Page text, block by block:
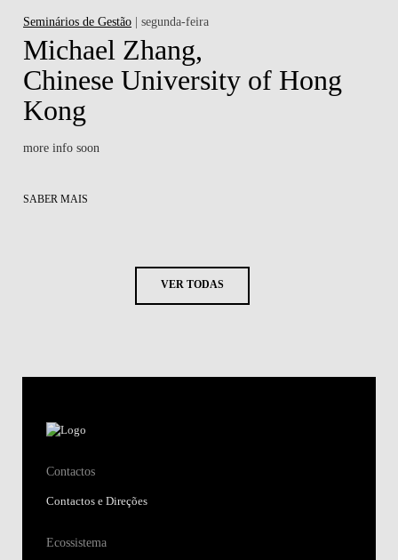
Seminários de Gestão | segunda-feira
Michael Zhang,
Chinese University of Hong
Kong
more info soon
SABER MAIS
VER TODAS
Contactos
Contactos e Direções
Ecossistema